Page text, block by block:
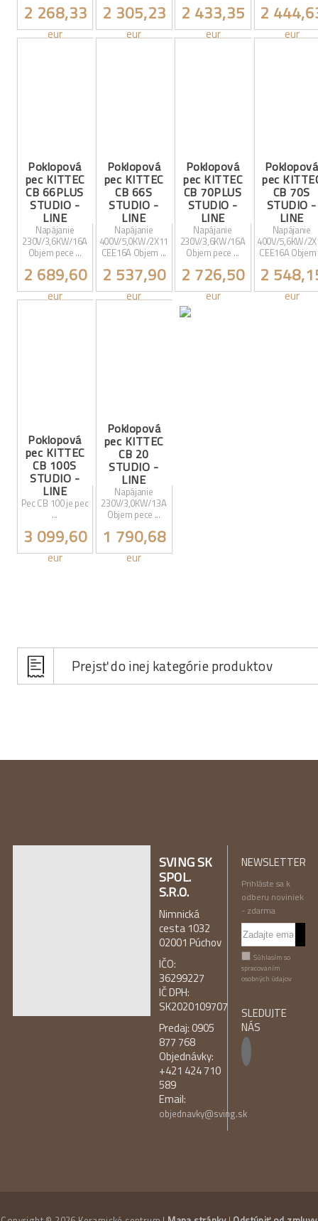
2 268,33
eur
2 305,23
eur
2 433,35
eur
2
eur
2 689,60
eur
Poklopová
pec KITTEC
CB 66PLUS
STUDIO -
LINE
Napájanie
230V/3,6KW/16A
Objem pece ...
2 537,90
eur
Poklopová
pec KITTEC
CB 66S
STUDIO -
LINE
Napájanie
400V/5,0KW/2X11
CEE16A Objem ...
2 726,50
eur
Poklopová
pec KITTEC
CB 70PLUS
STUDIO -
LINE
Napájanie
230V/3,6KW/16A
Objem pece ...
2
eur
Poklopová
pec
CB 70S
STUDIO -
LINE
Napájanie
400V/5,6KW/
CEE16A Objem
3 099,60
eur
Poklopová
pec KITTEC
CB 100S
STUDIO -
LINE
Pec CB 100 je pec
...
1 790,68
eur
Poklopová
pec KITTEC
CB 20
STUDIO -
LINE
Napájanie
230V/3,0KW/13A
Objem pece ...
Prejsť do inej kategórie produktov
SVING SK
SPOL.
S.R.O.
Nimnická
cesta 1032
02001 Púchov
IČO:
36299227
IČ DPH:
SK2020109707
Predaj: 0905
877 768
Objednávky:
+421 424 710
589
Email:
objednavky@sving.sk
NEWSLETTER
Prihláste sa k
odberu noviniek
- zdarma
Súhlasím so
spracovaním
osobných údajov
SLEDUJTE
NÁS